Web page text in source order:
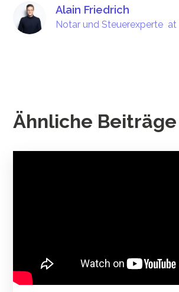
Alain Friedrich
Notar und Steuerexperte at
Ähnliche Beiträge